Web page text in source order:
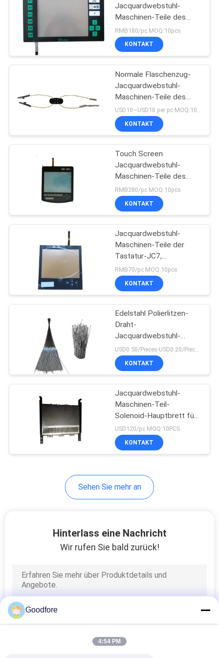
Generalüberholen
Sie spinnenden
Elektronischer
Jacquardwebstuhl-
Prüfer
Änderung für
Textilmaschinerie
Luft-Jet-Webstuhl
Webstuhl
Automatischer
Shuttle-Webstuhl
Jacquardwebstuhl-
Maschinen-Teile des
spinnenden Webstuhl-
JC5
RMB180/pc MOQ:10pcs
KONTAKT
Normale Flaschenzug-
Jacquardwebstuhl-
Maschinen-Teile des
Verbindungsstück-M4
USD10~USD18 per pc MOQ:1000
KONTAKT
Touch Screen
Jacquardwebstuhl-
Maschinen-Teile des
Webstuhl-JC6
RMB280/pc MOQ:10pcs
KONTAKT
Jacquardwebstuhl-
Maschinen-Teile der
Tastatur-JC7,
Jacquardwebstuhl-
Webstuhl-Teile
RMB70/pc MOQ:10pcs
KONTAKT
Edelstahl Polierlitzen-
Draht-
Jacquardwebstuhl-
Maschinen-Teile
KONTAKT
Jacquardwebstuhl-
Maschinen-Teil-
Solenoid-Hauptbrett für
Textilindustrie
USD120/pc MOQ:10PCS
KONTAKT
Sehen Sie mehr an
Hinterlass eine Nachricht
Wir rufen Sie bald zurück!
Goodfore
4:54 PM